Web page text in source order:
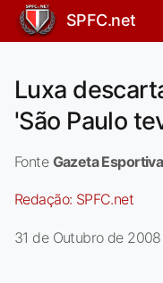
SPFC.net
Luxa
'São Paulo
Fonte Gazeta Esportiva
Redação: SPFC.net
31 de Outubro de 2008